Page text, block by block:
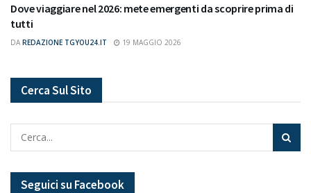
Dove viaggiare nel 2026: mete emergenti da scoprire prima di
tutti
DA REDAZIONE TGYOU24.IT 19 MAGGIO 2026
Cerca Sul Sito
Seguici su Facebook